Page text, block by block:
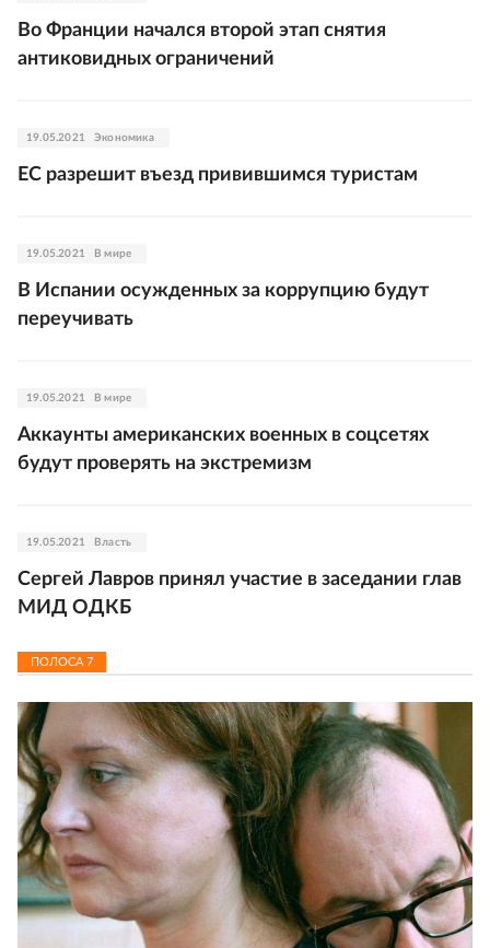
Во Франции начался второй этап снятия
антиковидных ограничений
19.05.2021 Экономика
ЕС разрешит въезд привившимся туристам
19.05.2021 В мире
В Испании осужденных за коррупцию будут
переучивать
19.05.2021 В мире
Аккаунты американских военных в соцсетях
будут проверять на экстремизм
19.05.2021 Власть
Сергей Лавров принял участие в заседании глав
МИД ОДКБ
ПОЛОСА 7